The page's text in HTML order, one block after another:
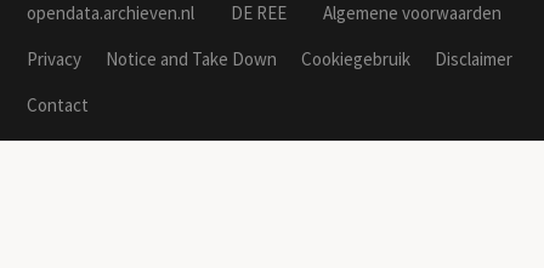
opendata.archieven.nl DE REE
Algemene voorwaarden
Privacy
Notice and Take Down Cookiegebruik
Disclaimer
Contact